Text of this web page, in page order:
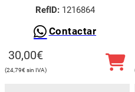
RefID:1216864
Contactar
30,00€
24,79€